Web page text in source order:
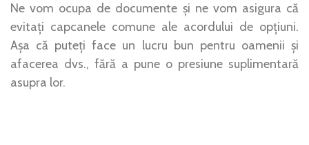
Ne vom ocupa de documente și ne vom asigura că
evitați capcanele comune ale acordului de opțiuni.
Așa că puteți face un lucru bun pentru oamenii și
afacerea dvs., fără a pune o presiune suplimentară
asupra lor.